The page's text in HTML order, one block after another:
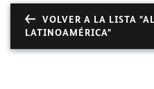
VOLVER A LA LISTA
LATINOAMÉRICA"